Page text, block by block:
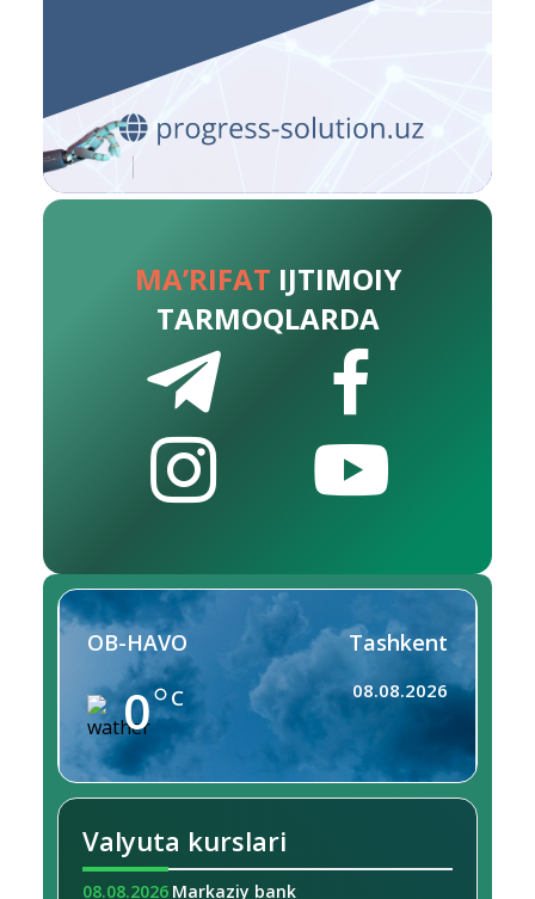
MA’RIFAT IJTIMOIY
TARMOQLARDA
OB-HAVO
0 C
Tashkent
08.08.2026
Valyuta kurslari
08.08.2026 Markaziy bank